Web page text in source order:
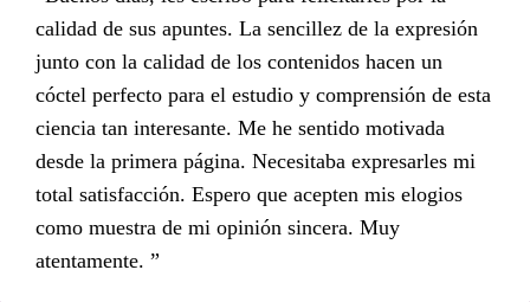
calidad de sus apuntes. La sencillez de la expresión
junto con la calidad de los contenidos hacen un
cóctel perfecto para el estudio y comprensión de esta
ciencia tan interesante. Me he sentido motivada
desde la primera página. Necesitaba expresarles mi
total satisfacción. Espero que acepten mis elogios
como muestra de mi opinión sincera. Muy
atentamente.